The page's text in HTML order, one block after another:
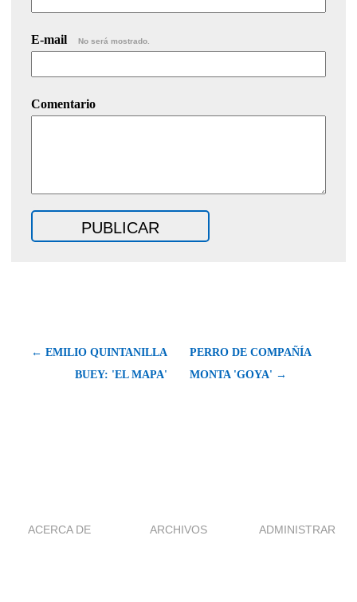
E-mail No será mostrado.
Comentario
← EMILIO QUINTANILLA
BUEY: 'EL MAPA'
PERRO DE COMPAÑÍA
MONTA 'GOYA' →
ACERCA DE ARCHIVOS ADMINISTRAR